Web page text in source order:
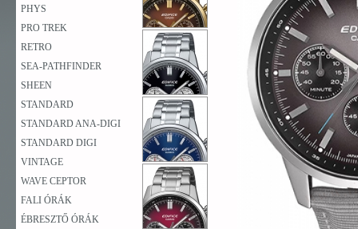
PHYS
PRO TREK
RETRO
SEA-PATHFINDER
SHEEN
STANDARD
STANDARD ANA-DIGI
STANDARD DIGI
VINTAGE
WAVE CEPTOR
FALI ÓRÁK
ÉBRESZTŐ ÓRÁK